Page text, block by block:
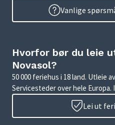
Vanlige
Hvorfor bør du leie
Novasol?
50 000 feriehus i 18 land. Utleie
Servicesteder over hele Europa.
Lei ut